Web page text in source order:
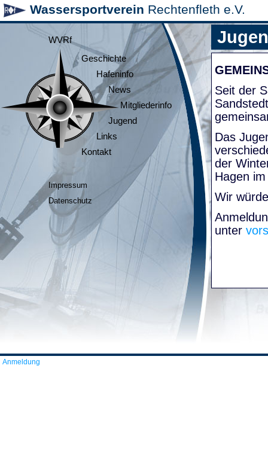
Wassersportverein Rechtenfleth e.V.
WVRf
Geschichte
Hafeninfo
News
Mitgliederinfo
Jugend
Links
Kontakt
Impressum
Datenschutz
Seit der
Das
der
Hagen
Wir
unter
Anmeldung